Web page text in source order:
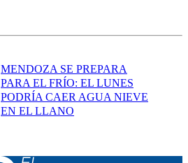
MENDOZA SE PREPARA
PARA EL FRÍO: EL LUNES
PODRÍA CAER AGUA NIEVE
EN EL LLANO